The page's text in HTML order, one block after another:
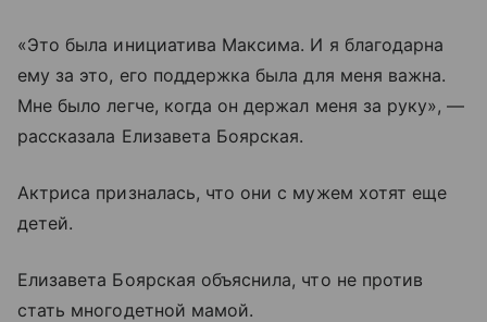
«Это была инициатива Максима. И я благодарна
ему за это, его поддержка была для меня важна.
Мне было легче, когда он держал меня за руку», —
рассказала Елизавета Боярская.
Актриса призналась, что они с мужем хотят еще
детей.
Елизавета Боярская объяснила, что не против
стать многодетной мамой.